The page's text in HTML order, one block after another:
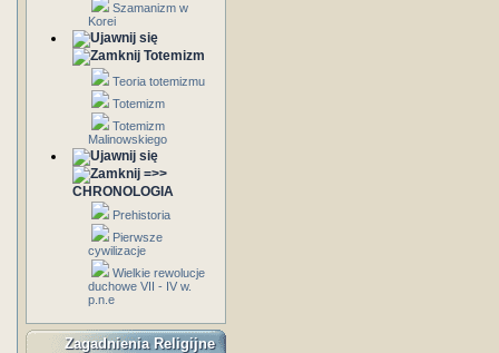
Szamanizm w
Korei
Totemizm
Teoria totemizmu
Totemizm
Totemizm
Malinowskiego
=>>
CHRONOLOGIA
Prehistoria
Pierwsze
cywilizacje
Wielkie rewolucje
duchowe VII - IV w.
p.n.e
Zagadnienia Religijne